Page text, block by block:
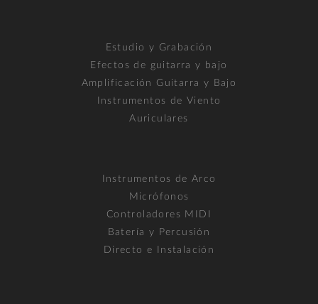
Estudio y Grabación
Efectos de guitarra y bajo
Amplificación Guitarra y Bajo
Instrumentos de Viento
Auriculares
Instrumentos de Arco
Micrófonos
Controladores MIDI
Batería y Percusión
Directo e Instalación